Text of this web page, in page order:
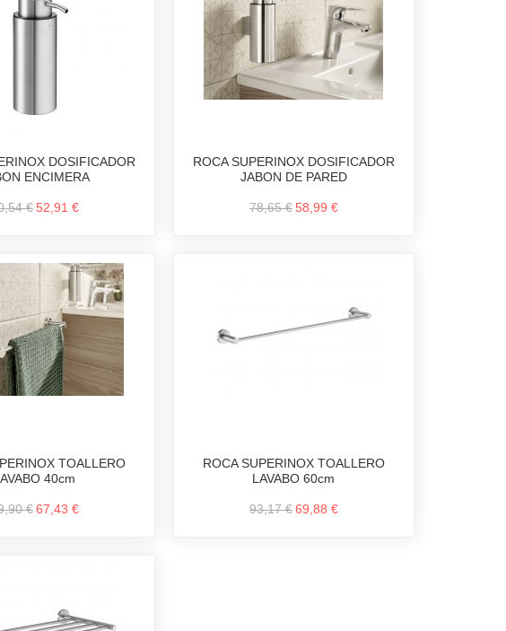
DOSIFICADOR
ENCIMERA
€ 52,91 €
ROCA SUPERINOX DOSIFICADOR
JABON DE PARED
78,65 €58,99 €
TOALLERO
40cm
€ 67,43 €
ROCA SUPERINOX TOALLERO
LAVABO 60cm
93,17 €69,88 €